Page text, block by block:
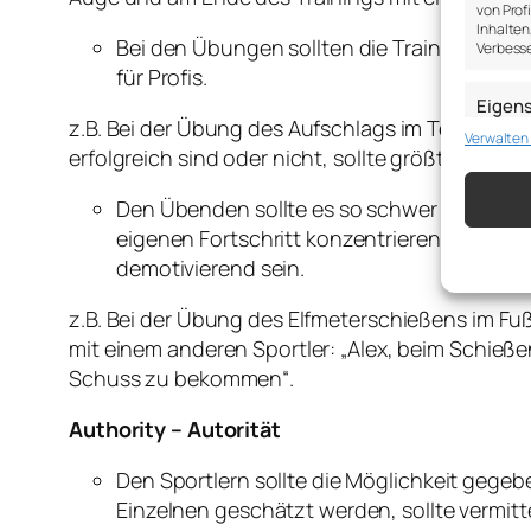
von
Bei den Übungen sollten die Trainer den
für Profis.
z.B. Bei der Übung des Aufschlags im Tennis,
erfolgreich sind oder nicht, sollte größtenteils
Den Übenden sollte es so schwer wie
eigenen Fortschritt konzentrieren, direkte
demotivierend sein.
z.B. Bei der Übung des Elfmeterschießens im
mit einem anderen Sportler: „Alex, beim
Schuss zu bekommen“.
Authority – Autorität
Den Sportlern sollte die Möglichkeit
Einzelnen geschätzt werden, sollte